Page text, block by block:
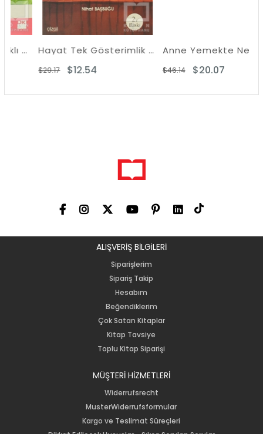
Hayat Tek Gösterimlik Bir Oyundur
$12.54
$29.17
Anne Yemekte Ne Var?
$20.07
$46.14
ALIŞVERİŞ BİLGiLERİ
Siparişlerim
Sipariş Takip
Hesabım
Beğendiklerim
Çok Satan Kitaplar
Kitap Tavsiye
Toplu Kitap Siparişi
MÜŞTERİ HİZMETLERİ
Widerrufsrecht
MusterWiderrufsformular
Kargo ve Teslimat Süreçleri